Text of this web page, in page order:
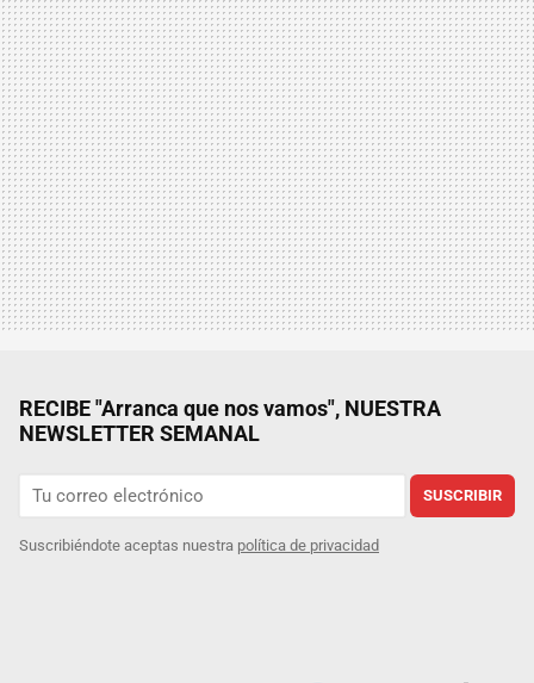
RECIBE "Arranca que nos vamos", NUESTRA
NEWSLETTER SEMANAL
SUSCRIBIR
Suscribiéndote aceptas nuestra política de privacidad